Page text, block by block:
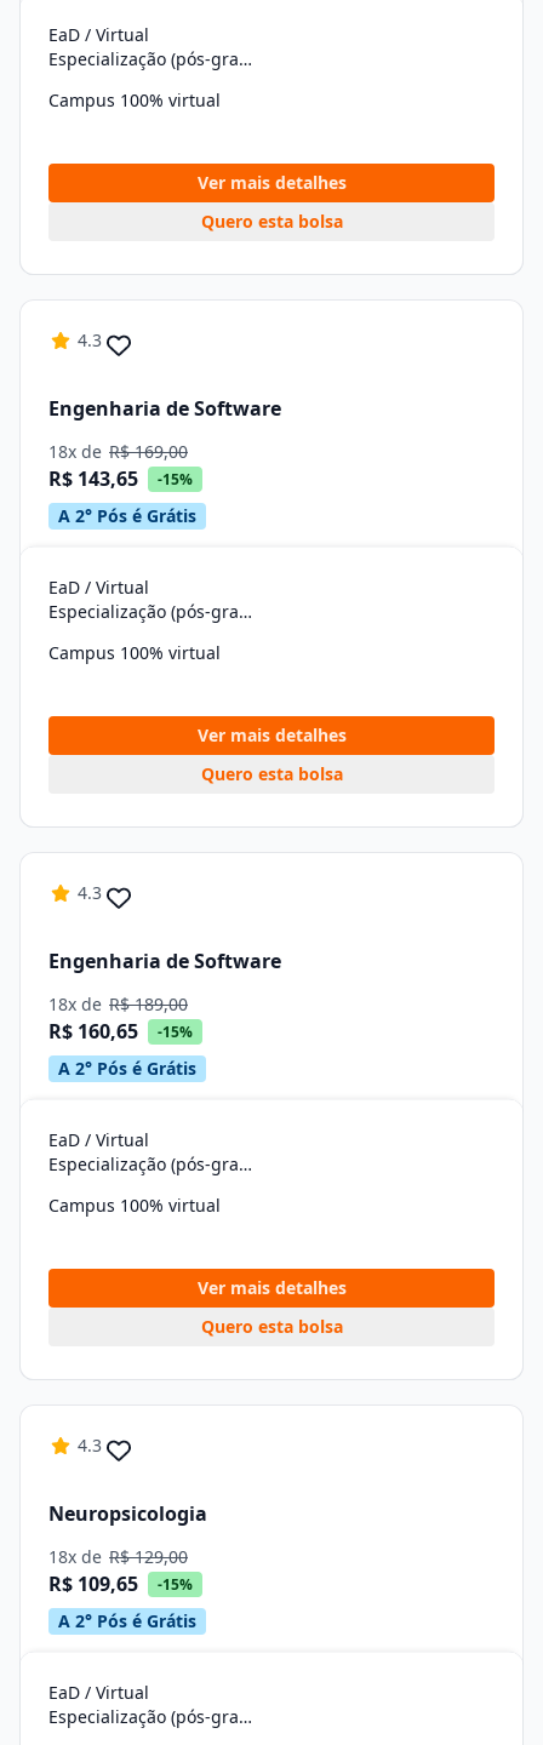
EaD / Virtual
Especialização (pós-graduação)
Campus 100% virtual
Ver mais detalhes
Quero esta bolsa
4.3
Engenharia de Software
18x de R$ 169,00
R$ 143,65 -15%
A 2° Pós é Grátis
EaD / Virtual
Especialização (pós-graduação)
Campus 100% virtual
Ver mais detalhes
Quero esta bolsa
4.3
Engenharia de Software
18x de R$ 189,00
R$ 160,65 -15%
A 2° Pós é Grátis
EaD / Virtual
Especialização (pós-graduação)
Campus 100% virtual
Ver mais detalhes
Quero esta bolsa
4.3
Neuropsicologia
18x de R$ 129,00
R$ 109,65 -15%
A 2° Pós é Grátis
EaD / Virtual
Especialização (pós-graduação)